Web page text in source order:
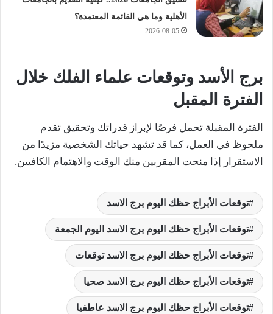
الأهلية وما هي القائمة المعتمدة؟
2026-08-05
برج الأسد وتوقعات علماء الفلك خلال
الفترة المقبل
الفترة المقبلة تحمل فرصًا لإبراز قدراتك وتحقيق تقدم
ملحوظ في العمل، كما قد تشهد حياتك الشخصية مزيدًا من
الاستقرار إذا منحت المقربين منك الوقت والاهتمام الكافيين.
توقعات الأبراج حظك اليوم برج الاسد
توقعات الأبراج حظك اليوم برج الاسد اليوم الجمعة
توقعات الأبراج حظك اليوم برج الاسد توقعات
توقعات الأبراج حظك اليوم برج الاسد صحيا
توقعات الأبراج حظك اليوم برج الاسد عاطفيا